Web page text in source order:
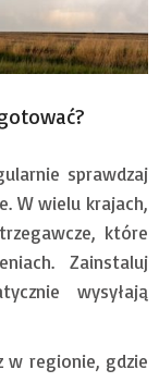
sprawdzaj
W wielu krajach,
które
Zainstaluj
wysyłają
w regionie, gdzie